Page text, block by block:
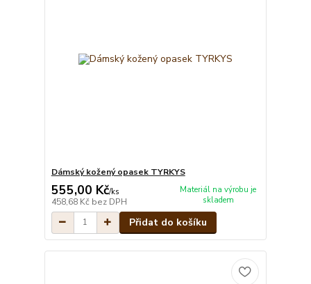
Dámský kožený opasek TYRKYS
555,00 Kč/ks
458,68 Kč bez DPH
Materiál na výrobu je
skladem
Přidat do košíku